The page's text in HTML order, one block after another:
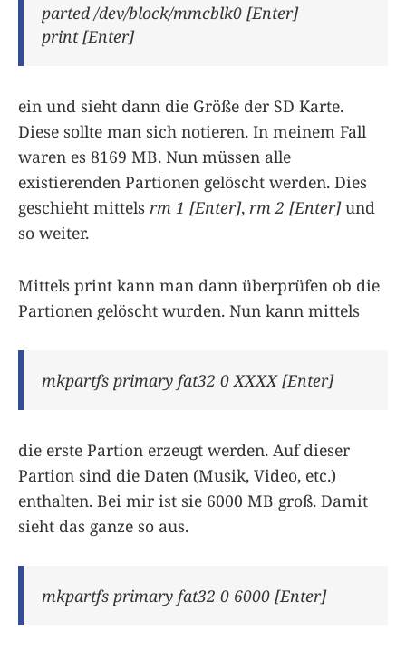
parted /dev/block/mmcblk0 [Enter]
print [Enter]
ein und sieht dann die Größe der SD Karte.
Diese sollte man sich notieren. In meinem Fall
waren es 8169 MB. Nun müssen alle
existierenden Partionen gelöscht werden. Dies
geschieht mittels rm 1 [Enter], rm 2 [Enter]und
so weiter.
Mittels print kann man dann überprüfen ob die
Partionen gelöscht wurden. Nun kann mittels
mkpartfs primary fat32 0 XXXX [Enter]
die erste Partion erzeugt werden. Auf dieser
Partion sind die Daten (Musik, Video, etc.)
enthalten. Bei mir ist sie 6000 MB groß. Damit
sieht das ganze so aus.
mkpartfs primary fat32 0 6000 [Enter]